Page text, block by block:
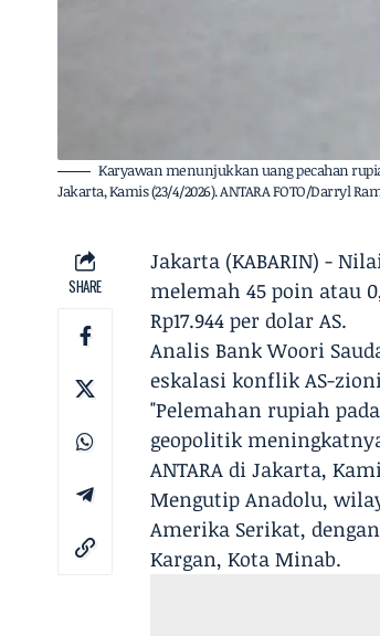
Karyawan menunjukkan uang pecahan
Jakarta, Kamis (23/4/2026). ANTARA FOTO/Darryl
SHARE
Jakarta (KABARIN) -
melemah 45 poin atau
Rp17.944 per dolar AS.
Analis Bank Woori
eskalasi konflik AS-
"Pelemahan rupiah
geopolitik
ANTARA di Jakarta,
Mengutip Anadolu,
Amerika Serikat,
Kargan, Kota Minab.